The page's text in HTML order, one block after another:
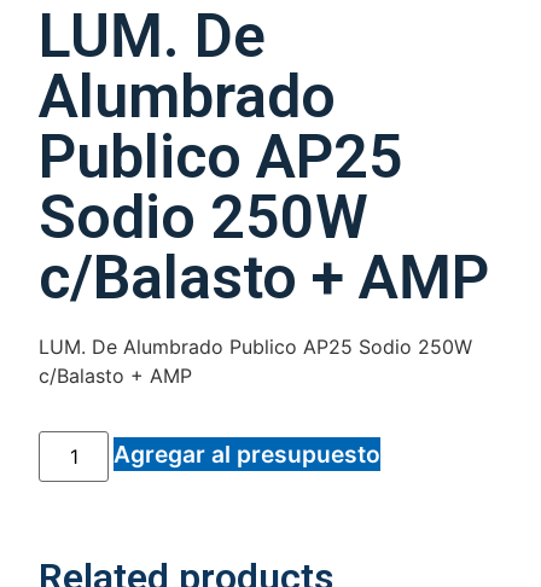
LUM. De
Alumbrado
Publico AP25
Sodio 250W
c/Balasto + AMP
LUM. De Alumbrado Publico AP25 Sodio 250W
c/Balasto + AMP
Agregar al presupuesto